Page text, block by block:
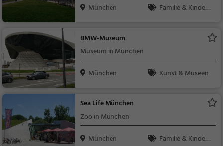
München
Familie & Kinder,
BMW-Museum
Museum in München
München
Kunst & Museen
Sea Life München
Zoo in München
München
Familie & Kinder,